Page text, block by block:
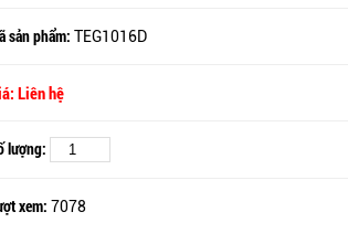
sản phẩm: TEG1016D
Liên hệ
lượng:
xem: 7078